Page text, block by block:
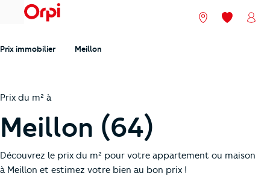
menu Nos agences
Mes
Prix immobilier Meillon
Prix du m² à
Meillon (64)
Découvrez le prix du m² pour votre appartement ou maison
à Meillon et estimez votre bien au bon prix !